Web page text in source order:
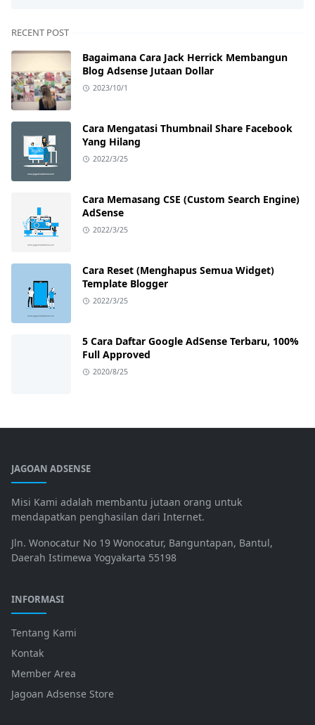
RECENT POST
Bagaimana Cara Jack Herrick Membangun
Blog Adsense Jutaan Dollar
2023/10/1
Cara Mengatasi Thumbnail Share Facebook
Yang Hilang
2022/3/25
Cara Memasang CSE (Custom Search Engine)
AdSense
2022/3/25
Cara Reset (Menghapus Semua Widget)
Template Blogger
2022/3/25
5 Cara Daftar Google AdSense Terbaru, 100%
Full Approved
2020/8/25
JAGOAN ADSENSE
Misi Kami adalah membantu jutaan orang untuk
mendapatkan penghasilan dari Internet.
Jln. Wonocatur No 19 Wonocatur, Banguntapan, Bantul,
Daerah Istimewa Yogyakarta 55198
INFORMASI
Tentang Kami
Kontak
Member Area
Jagoan Adsense Store